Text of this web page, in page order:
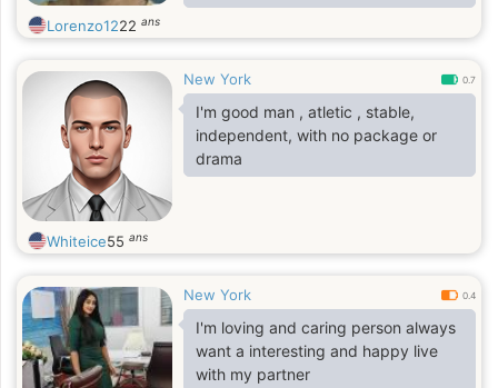
Amen." Then, everything will be fine
:).
Lorenzo1222 ans
New York 0.7
I'm good man , atletic , stable,
independent, with no package or
drama
Whiteice55 ans
New York 0.4
I'm loving and caring person always
want a interesting and happy live
with my partner